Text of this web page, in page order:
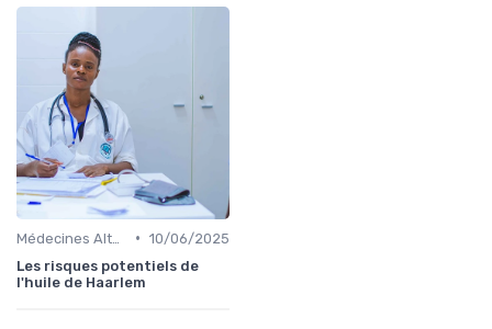
• 10/06/2025
Les risques potentiels de
l'huile de Haarlem